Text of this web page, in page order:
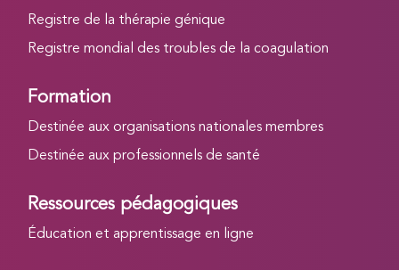
Registre de la thérapie génique
Registre mondial des troubles de la coagulation
Formation
Destinée aux organisations nationales membres
Destinée aux professionnels de santé
Ressources pédagogiques
Éducation et apprentissage en ligne